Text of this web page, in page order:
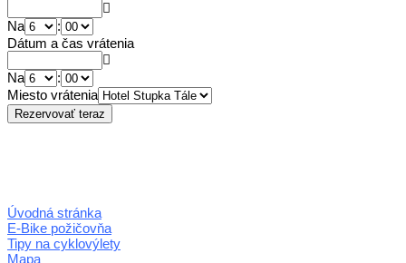
Na
:
Dátum a čas vrátenia
Na
:
Miesto vrátenia
Úvodná stránka
E-Bike požičovňa
Tipy na cyklovýlety
Mapa